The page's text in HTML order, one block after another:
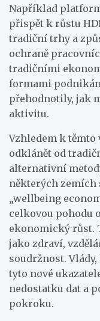
Například
přispět k růstu
tradiční trhy a
ochraně
tradičními
formami
přehodnotily, jak
aktivitu.
Vzhledem k těmto
odklánět od
alternativní
některých zemích
„wellbeing
celkovou pohodu
ekonomický růst.
jako zdraví,
soudržnost.
tyto nové
nedostatku dat a
pokroku.